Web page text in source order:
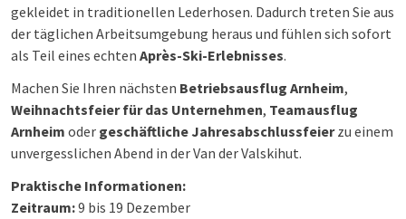
gekleidet in traditionellen Lederhosen. Dadurch treten Sie aus
der täglichen Arbeitsumgebung heraus und fühlen sich sofort
als Teil eines echten Après-Ski-Erlebnisses.
Machen Sie Ihren nächsten Betriebsausflug Arnheim,
Weihnachtsfeier für das Unternehmen, Teamausflug
Arnheim oder geschäftliche Jahresabschlussfeierzu einem
unvergesslichen Abend in der Van der Valskihut.
Praktische Informationen:
Zeitraum:9 bis 19 Dezember